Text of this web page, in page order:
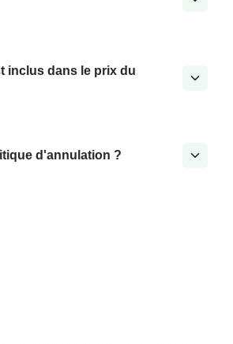
inclus dans le prix du
d'annulation ?